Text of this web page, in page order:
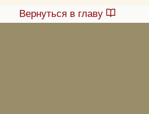
Вернуться в главу